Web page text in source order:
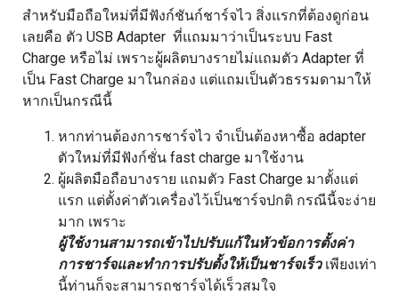
สำหรับมือถือใหม่ที่มีฟังก์ชันก์ชาร์จไว สิ่งแรกที่ต้องดูก่อน
เลยคือ ตัว USB Adapter ที่แถมมาว่าเป็นระบบ Fast
Charge หรือไม่ เพราะผู้ผลิตบางรายไม่แถมตัว Adapter ที่
เป็น Fast Charge มาในกล่อง แต่แถมเป็นตัวธรรมดามาให้
หากเป็นกรณีนี้
หากท่านต้องการชาร์จไว จำเป็นต้องหาซื้อ adapter
ตัวใหม่ที่มีฟังก์ชั่น fast charge มาใช้งาน
ผู้ผลิตมือถือบางราย แถมตัว Fast Charge มาตั้งแต่
แรก แต่ตั้งค่าตัวเครื่องไว้เป็นชาร์จปกติ กรณีนี้จะง่าย
มาก เพราะ
ผู้ใช้งานสามารถเข้าไปปรับแก้ในหัวข้อการตั้งค่า
การชาร์จและทำการปรับตั้งให้เป็นชาร์จเร็วเพียงเท่า
นี้ท่านก็จะสามารถชาร์จได้เร็วสมใจ